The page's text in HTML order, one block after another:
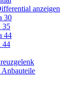
anzeigen
30
35
44
44